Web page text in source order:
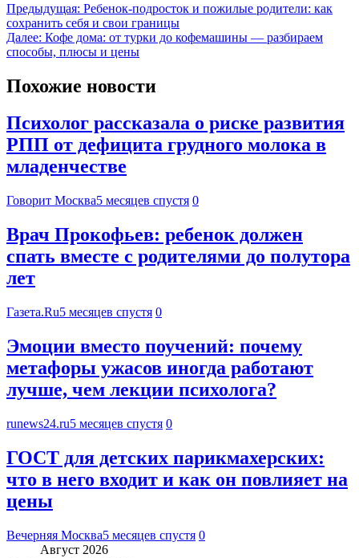
Предыдущая: Ребенок-подросток и пожилые родители: как
сохранить себя и свои границы
Далее: Кофе дома: от турки до кофемашины — разбираем
способы, плюсы и цены
Похожие новости
Психолог рассказала о риске развития
РПП от дефицита грудного молока в
младенчестве
Говорит Москва5 месяцев спустя 0
Врач Прокофьев: ребенок должен
спать вместе с родителями до полутора
лет
Газета.Ru5 месяцев спустя 0
Эмоции вместо поучений: почему
метафоры ужасов иногда работают
лучше, чем лекции психолога?
runews24.ru5 месяцев спустя 0
ГОСТ для детских парикмахерских:
что в него входит и как он повлияет на
цены
Вечерняя Москва5 месяцев спустя 0
Август 2026